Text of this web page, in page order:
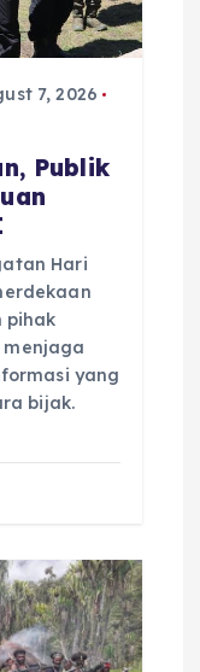
7, 2026
Publik
Hari
pihak
yang
bijak.